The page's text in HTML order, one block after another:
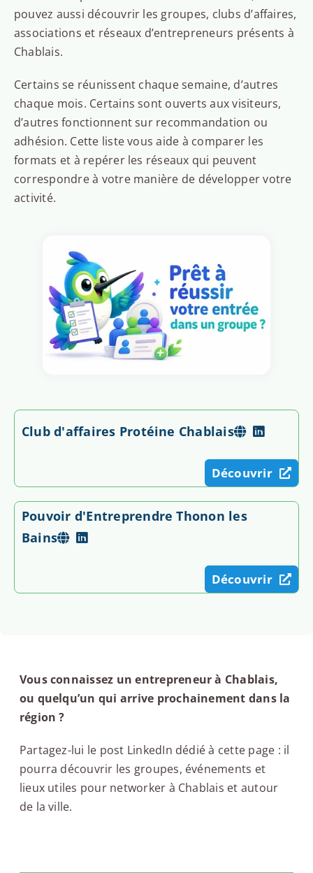
pouvez aussi découvrir les groupes, clubs d’affaires,
associations et réseaux d’entrepreneurs présents à
Chablais.
Certains se réunissent chaque semaine, d’autres
chaque mois. Certains sont ouverts aux visiteurs,
d’autres fonctionnent sur recommandation ou
adhésion. Cette liste vous aide à comparer les
formats et à repérer les réseaux qui peuvent
correspondre à votre manière de développer votre
activité.
Club d'affaires Protéine Chablais
Découvrir
Pouvoir d'Entreprendre Thonon les
Bains
Découvrir
Vous connaissez un entrepreneur à Chablais,
ou quelqu’un qui arrive prochainement dans la
région ?
Partagez-lui le post LinkedIn dédié à cette page : il
pourra découvrir les groupes, événements et
lieux utiles pour networker à Chablais et autour
de la ville.